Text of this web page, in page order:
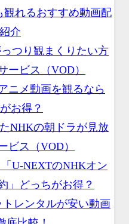
観れるおすすめ動画配
介
つり観まくりたい方
ービス（VOD）
ニメ動画を観るなら
お得？
NHKの朝ドラが見放
ビス（VOD）
U-NEXTのNHKオン
」どっちがお得？
レンタルが安い動画